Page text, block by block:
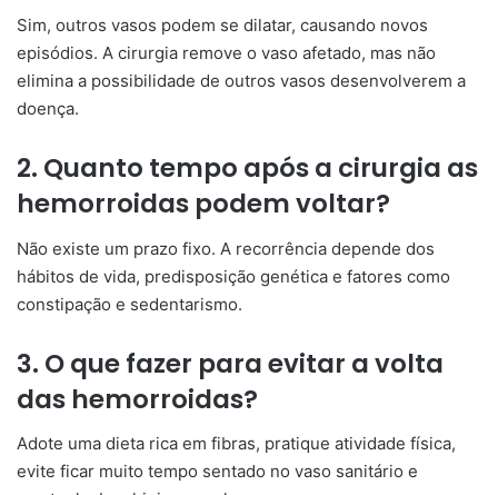
Sim, outros vasos podem se dilatar, causando novos
episódios. A cirurgia remove o vaso afetado, mas não
elimina a possibilidade de outros vasos desenvolverem a
doença.
2. Quanto tempo após a cirurgia as
hemorroidas podem voltar?
Não existe um prazo fixo. A recorrência depende dos
hábitos de vida, predisposição genética e fatores como
constipação e sedentarismo.
3. O que fazer para evitar a volta
das hemorroidas?
Adote uma dieta rica em fibras, pratique atividade física,
evite ficar muito tempo sentado no vaso sanitário e